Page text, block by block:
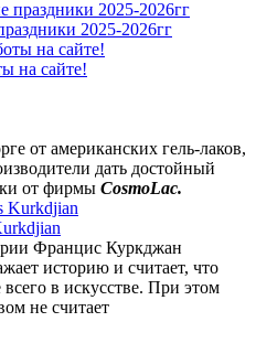
2025-2026гг
на сайте!
от американских гель-лаков,
дать достойный
от фирмы CosmoLac.
Францис Куркджан
историю и считает, что
в искусстве. При этом
не считает